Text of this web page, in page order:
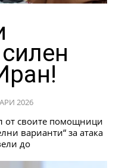
2026
от своите помощници
варианти“ за атака
до